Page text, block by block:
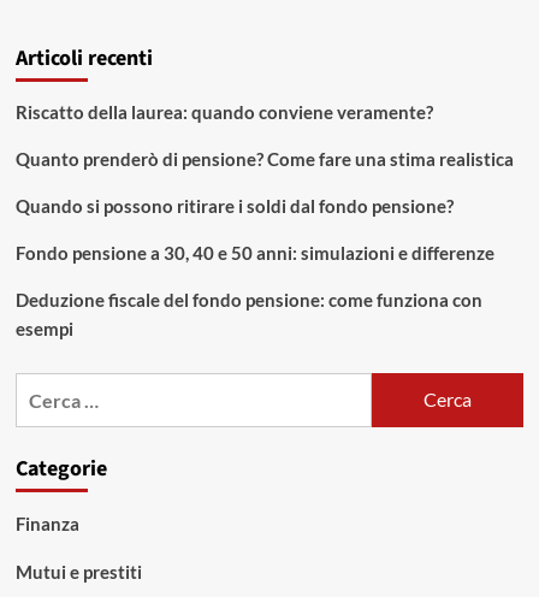
Rottamazioni
di
si
e
può
Articoli recenti
Riscatto della laurea: quando conviene veramente?
Quanto prenderò di pensione? Come fare una stima realistica
Quando si possono ritirare i soldi dal fondo pensione?
Fondo pensione a 30, 40 e 50 anni: simulazioni e differenze
Deduzione fiscale del fondo pensione: come funziona con
esempi
Categorie
Finanza
Mutui e prestiti